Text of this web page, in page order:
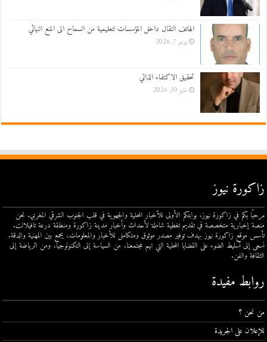
الهاتف النقال داخل المؤسسات لتعليمية من السماح الى المنع النهائي
يونيو 7, 2026
تحقيق الاكتفاء الذاتي
مايو 30, 2026
زاكورة نيوز
مرحبًا بكم في زاكورة نيوز، بوابتكم الأولى للأخبار المحلية والجهوية في قلب الجنوب الشرقي المغربي. نحن
منصة إخبارية متخصصة في تقديم تغطية شاملة لأحداث وأخبار مدينة زاكورة ومنطقة درعة تافيلالت.
تأسس موقع زاكورة نيوز بهدف توفير مصدر موثوق ومتكامل للأخبار والمعلومات، يجمع بين المهنية والدقة.
نسعى إلى تسليط الضوء على القضايا المحلية التي تهم مجتمعنا، من السياسة إلى التكنولوجيا، ومن الرياضة إلى
الثقافة والفن.
روابط مفيدة
من نحن ؟
للإعلان على الجريدة